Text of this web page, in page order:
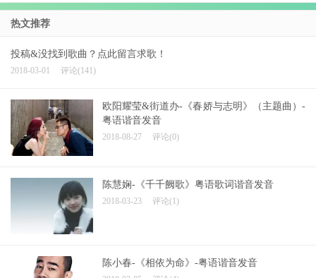
热文推荐
投稿&没找到歌曲？点此留言求歌！
2018-03-01 评论(141)
欧阳耀莹&街道办-《春娇与志明》（主题曲）-
粤语谐音发音
2018-08-27 评论(0)
陈慧娴-《千千阙歌》粤语歌词谐音发音
2018-03-23 评论(1)
陈小春-《相依为命》-粤语谐音发音